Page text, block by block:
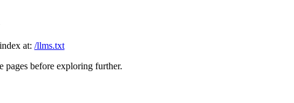
at: /llms.txt
pages before exploring further.